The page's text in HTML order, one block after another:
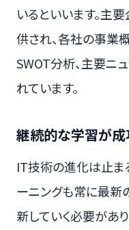
いるといいます。主
供され、各社の事業
SWOT分析、主要ニ
れています。
継続的な学習が
IT技術の進化は止ま
ーニングも常に最新
新していく必要があ